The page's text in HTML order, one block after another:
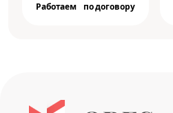
Работаем по договору